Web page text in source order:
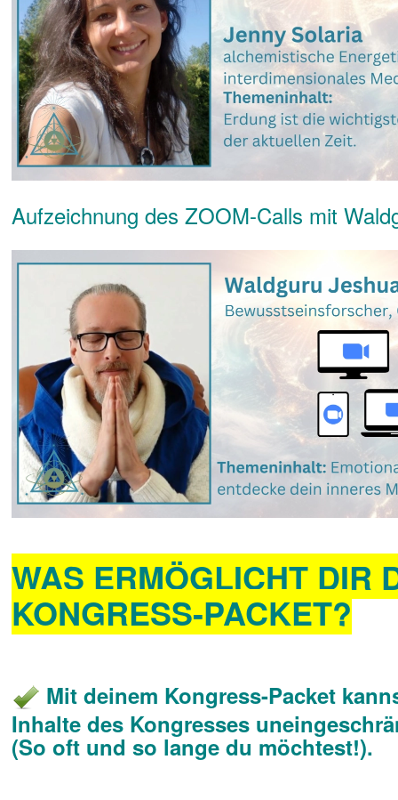
Aufzeichnung des ZOOM-Calls mit
WAS ERMÖGLICHT DIR
KONGRESS-PACKET?
Mit deinem Kongress-Packet
Inhalte des Kongresses
(So oft und so lange du möchtest!).